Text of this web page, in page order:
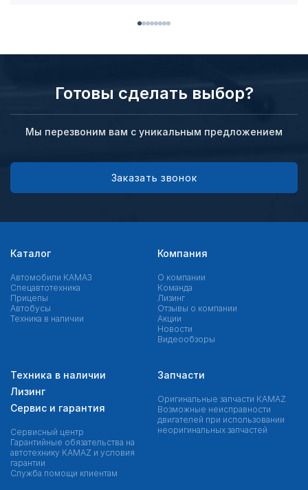
Готовы сделать выбор?
Мы перезвоним вам с уникальным предложением
Заказать звонок
Каталог
Автомобили КАМАЗ
Спецавтотехника
Прицепы
Автобусы
Техника в наличии
Компания
О компании
Команда
Лизинг
Отзывы о компании
Акции
Новости
Видеообзоры
Техника в наличии
Лизинг
Сервис и гарантия
Сервисный центр
Гарантийные обязательства на
автотехнику KAMAZ и условия
гарантии
Служба помощи клиентам
Запчасти
Оригинальные запчасти КAMAZ
Возможные неисправности
двигателей при использовании
неоригинальных запчастей